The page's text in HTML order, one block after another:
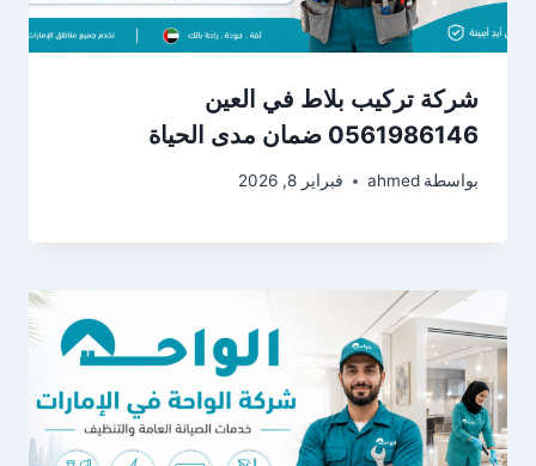
شركة تركيب بلاط في العين
0561986146 ضمان مدى الحياة
بواسطة ahmed فبراير 8, 2026